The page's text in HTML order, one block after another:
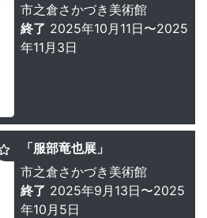
市之倉さかづき美術館
終了 2025年10月11日〜2025
年11月3日
「服部竜也展」
市之倉さかづき美術館
終了 2025年9月13日〜2025
年10月5日